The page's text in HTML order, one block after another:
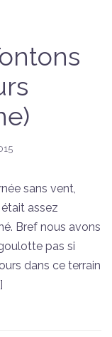
sans vent,
assez
Bref nous avons
pas si
dans ce terrain